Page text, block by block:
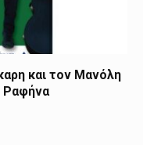
και τον Μανόλη
Ραφήνα